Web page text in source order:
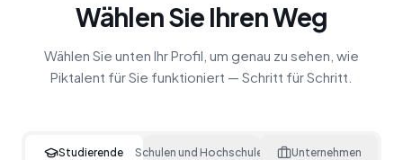
Wählen Sie Ihren Weg
Wählen Sie unten Ihr Profil, um genau zu sehen, wie
Piktalent für Sie funktioniert — Schritt für Schritt.
Studierende Schulen und Hochschulen Unternehmen